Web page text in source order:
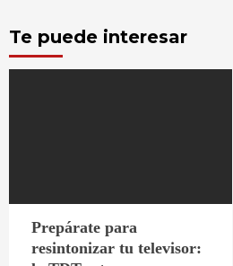
Te puede interesar
Prepárate para
resintonizar tu televisor: